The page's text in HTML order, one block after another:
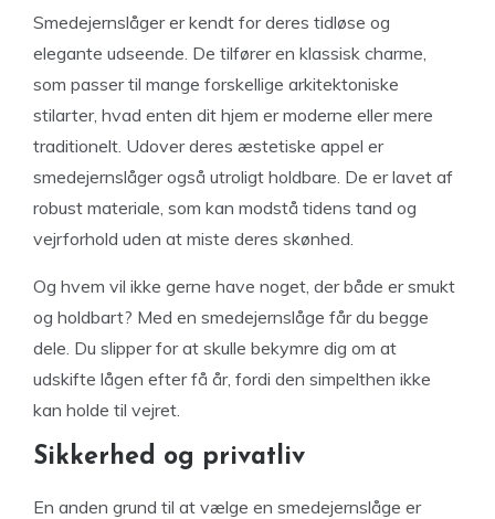
Smedejernslåger er kendt for deres tidløse og
elegante udseende. De tilfører en klassisk charme,
som passer til mange forskellige arkitektoniske
stilarter, hvad enten dit hjem er moderne eller mere
traditionelt. Udover deres æstetiske appel er
smedejernslåger også utroligt holdbare. De er lavet af
robust materiale, som kan modstå tidens tand og
vejrforhold uden at miste deres skønhed.
Og hvem vil ikke gerne have noget, der både er smukt
og holdbart? Med en smedejernslåge får du begge
dele. Du slipper for at skulle bekymre dig om at
udskifte lågen efter få år, fordi den simpelthen ikke
kan holde til vejret.
Sikkerhed og privatliv
En anden grund til at vælge en smedejernslåge er